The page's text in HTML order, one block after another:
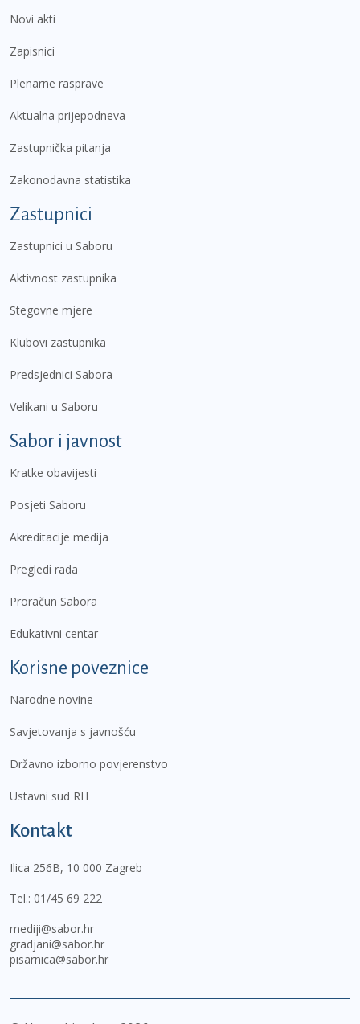
Novi akti
Zapisnici
Plenarne rasprave
Aktualna prijepodneva
Zastupnička pitanja
Zakonodavna statistika
Zastupnici
Zastupnici u Saboru
Aktivnost zastupnika
Stegovne mjere
Klubovi zastupnika
Predsjednici Sabora
Velikani u Saboru
Sabor i javnost
Kratke obavijesti
Posjeti Saboru
Akreditacije medija
Pregledi rada
Proračun Sabora
Edukativni centar
Korisne poveznice
Narodne novine
Savjetovanja s javnošću
Državno izborno povjerenstvo
Ustavni sud RH
Kontakt
Ilica 256B, 10 000 Zagreb
Tel.: 01/45 69 222
mediji@sabor.hr
gradjani@sabor.hr
pisarnica@sabor.hr